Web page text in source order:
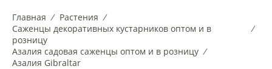
Главная
Растения
Саженцы декоративных кустарников оптом и в
розницу
Азалия садовая саженцы оптом и в розницу
Азалия Gibraltar